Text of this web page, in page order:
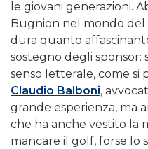
le giovani generazioni.
Bugnion nel mondo
dura quanto
sostegno degli sponsor:
senso letterale, come
Claudio Balboni,
grande esperienza, ma
che ha anche vestito la
mancare il golf, forse lo